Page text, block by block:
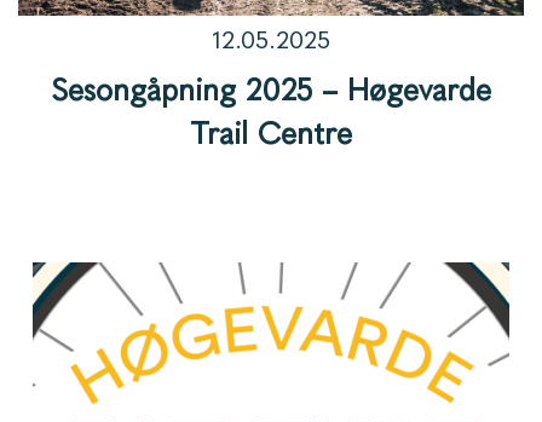
12.05.2025
Sesongåpning 2025 – Høgevarde
Trail Centre